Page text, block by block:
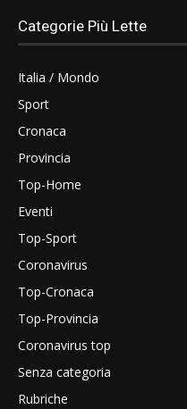
Categorie Più Lette
Italia / Mondo
Sport
Cronaca
Provincia
Top-Home
Eventi
Top-Sport
Coronavirus
Top-Cronaca
Top-Provincia
Coronavirus top
Senza categoria
Rubriche